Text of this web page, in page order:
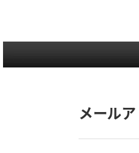
メール